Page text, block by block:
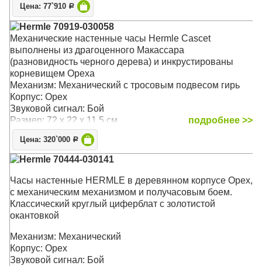
Цена: 77`910 Р
Hermle 70919-030058
Механические настенные часы Hermle Cascet
выполнены из драгоценного Макассара
(разновидность черного дерева) и инкрустированы
корневищем Ореха
Механизм: Механический с тросовым подвесом гирь
Корпус: Орех
Звуковой сигнал: Бой
Размер: 72 х 22 х 11,5 см
подробнее >>
Цена: 320`000 Р
Hermle 70444-030141
Часы настенные HERMLE в деревянном корпусе Орех,
с механическим механизмом и получасовым боем.
Классический круглый циферблат с золотистой
окантовкой
Механизм: Механический
Корпус: Орех
Звуковой сигнал: Бой